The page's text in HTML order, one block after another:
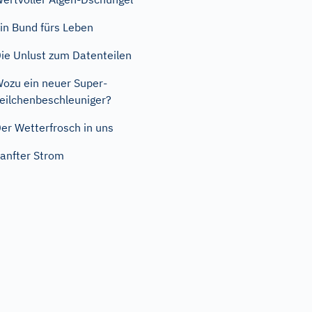
Bund fürs Leben
Unlust zum Datenteilen
ein neuer Super-
Wetterfrosch in uns
Strom